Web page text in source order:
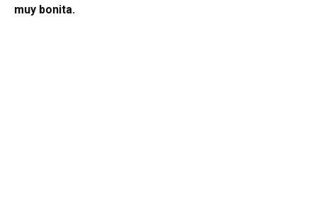
muy bonita.